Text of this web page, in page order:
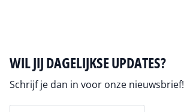
WIL JIJ DAGELIJKSE UPDATES?
Schrijf je dan in voor onze nieuwsbrief!